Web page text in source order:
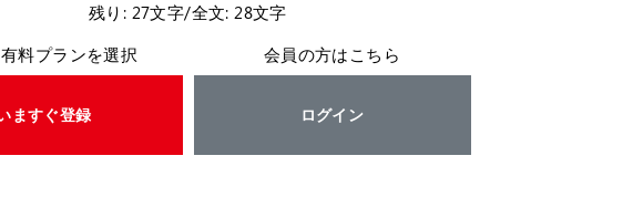
残り: 27文字/全文: 28文字
料プランを選択
ますぐ登録
会員の方はこちら
ログイン